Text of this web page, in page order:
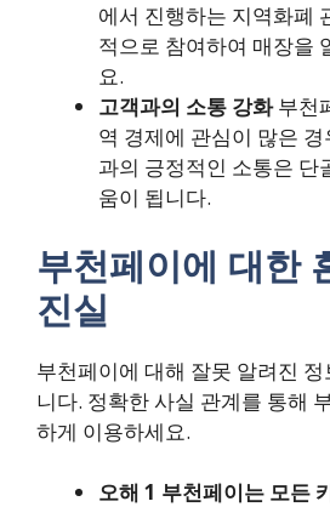
에서 진행하는 지역화폐
적으로 참여하여 매장을
요.
고객과의 소통 강화부천
역 경제에 관심이 많은
과의 긍정적인 소통은 단
움이 됩니다.
부천페이에 대한
진실
부천페이에 대해 잘못 알려진
니다. 정확한 사실 관계를 통해
하게 이용하세요.
오해 1 부천페이는 모든